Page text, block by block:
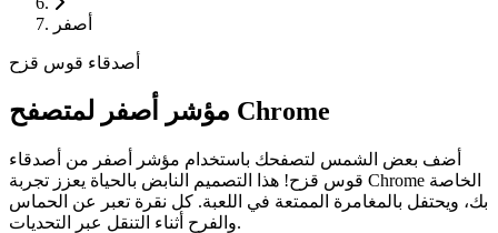
أصفر
أصدقاء قوس قزح
مؤشر أصفر لمتصفح Chrome
أضف بعض الشمس لتصفحك باستخدام مؤشر أصفر من أصدقاء
قوس قزح! هذا التصميم النابض بالحياة يعزز تجربة Chrome الخاصة
بك، ويحتفل بالمغامرة الممتعة في اللعبة. كل نقرة تعبر عن الحماس
والفرح أثناء التنقل عبر التحديات.